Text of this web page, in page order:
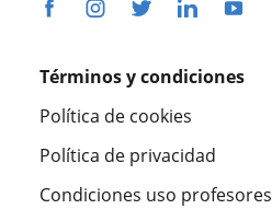
Términos y condiciones
Política de cookies
Política de privacidad
Condiciones uso profesores